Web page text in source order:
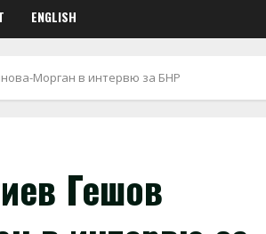
ENGLISH
Морган в интервю за БНР
Гешов